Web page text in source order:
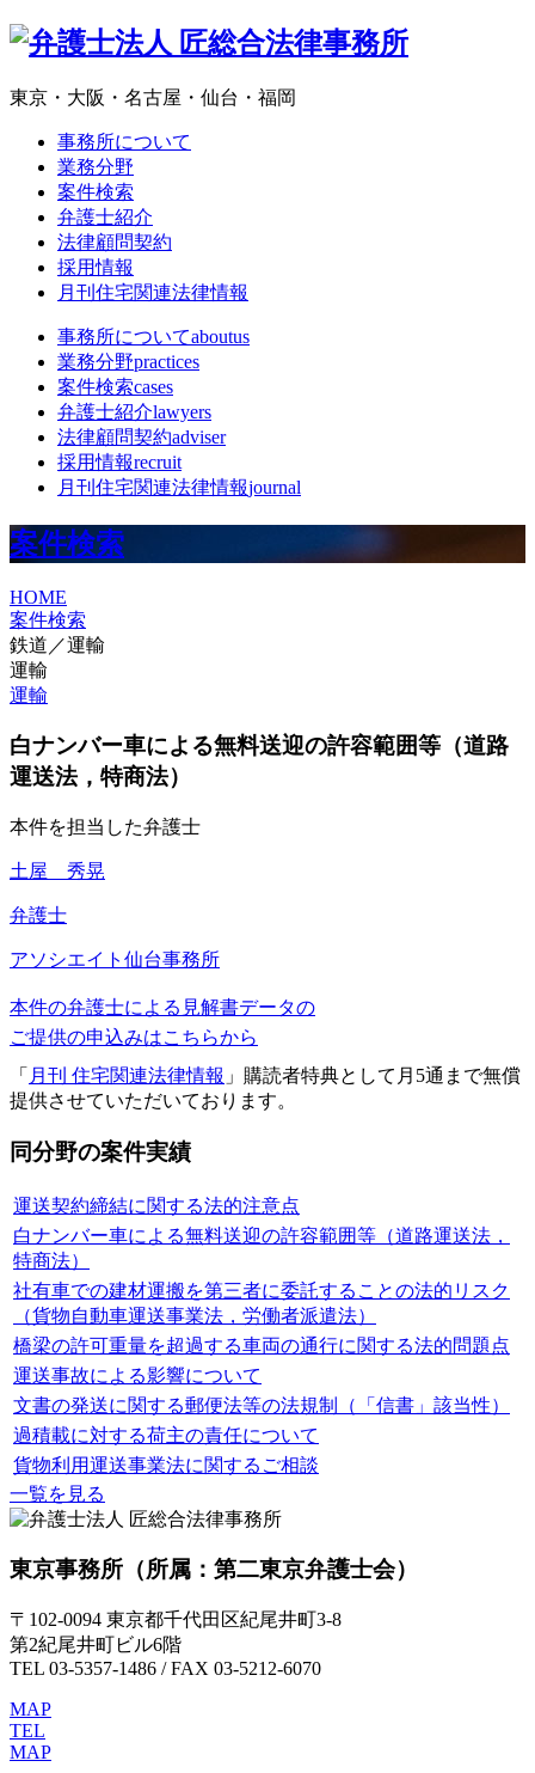
東京・大阪・名古屋・仙台・福岡
事務所について
業務分野
案件検索
弁護士紹介
法律顧問契約
採用情報
月刊住宅関連法律情報
事務所についてaboutus
業務分野practices
案件検索cases
弁護士紹介lawyers
法律顧問契約adviser
採用情報recruit
月刊住宅関連法律情報journal
案件検索
HOME
案件検索
鉄道／運輸
運輸
運輸
白ナンバー車による無料送迎の許容範囲等（道路
運送法，特商法）
本件を担当した弁護士
土屋 秀晃
弁護士
アソシエイト 仙台事務所
本件の弁護士による見解書データの
ご提供の申込みはこちらから
「 月刊 住宅関連法律情報 」購読者特典として月5通まで無償
提供させていただいております。
同分野の案件実績
運送契約締結に関する法的注意点
白ナンバー車による無料送迎の許容範囲等（道路運送法，
特商法）
社有車での建材運搬を第三者に委託することの法的リスク
（貨物自動車運送事業法，労働者派遣法）
橋梁の許可重量を超過する車両の通行に関する法的問題点
運送事故による影響について
文書の発送に関する郵便法等の法規制（「信書」該当性）
過積載に対する荷主の責任について
貨物利用運送事業法に関するご相談
一覧を見る
東京事務所 （所属：第二東京弁護士会）
〒102-0094 東京都千代田区紀尾井町3-8
第2紀尾井町ビル6階
TEL 03-5357-1486 / FAX 03-5212-6070
MAP
TEL
MAP